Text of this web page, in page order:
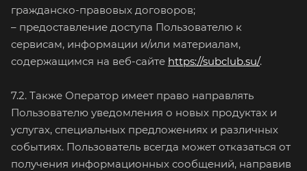
гражданско-правовых договоров;
– предоставление доступа Пользователю к
сервисам, информации и/или материалам,
содержащимся на веб-сайте https://subclub.su/.
7.2. Также Оператор имеет право направлять
Пользователю уведомления о новых продуктах и
услугах, специальных предложениях и различных
событиях. Пользователь всегда может отказаться от
получения информационных сообщений, направив